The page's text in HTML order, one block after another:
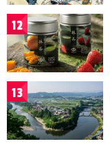
12
13